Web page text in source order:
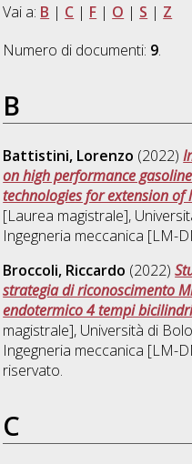
Vai a: B | C | F | O | S | Z
Numero di documenti: 9.
B
Battistini, Lorenzo (2022)
on high performance
technologies for extension
[Laurea magistrale],
Ingegneria meccanica [LM-
Broccoli, Riccardo (2022)
strategia di riconoscimento
endotermico 4 tempi
magistrale], Università di
Ingegneria meccanica [LM-
riservato.
C